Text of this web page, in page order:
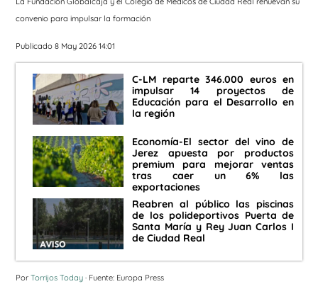
convenio para impulsar la formación
Publicado 8 May 2026 14:01
C-LM reparte 346.000 euros en
impulsar 14 proyectos de
Educación para el Desarrollo en
la región
Economía-El sector del vino de
Jerez apuesta por productos
premium para mejorar ventas
tras caer un 6% las
exportaciones
Reabren al público las piscinas
de los polideportivos Puerta de
Santa María y Rey Juan Carlos I
de Ciudad Real
Por Torrijos Today · Fuente: Europa Press